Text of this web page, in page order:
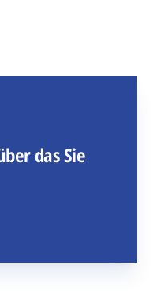
das Sie